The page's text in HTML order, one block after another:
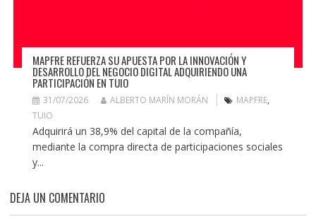
MAPFRE REFUERZA SU APUESTA POR LA INNOVACIÓN Y
DESARROLLO DEL NEGOCIO DIGITAL ADQUIRIENDO UNA
PARTICIPACIÓN EN TUIO
31/07/2026 ALBERTO MARÍN MORÁN MAPFRE,
TUIO
Adquirirá un 38,9% del capital de la compañía,
mediante la compra directa de participaciones sociales
y...
DEJA UN COMENTARIO